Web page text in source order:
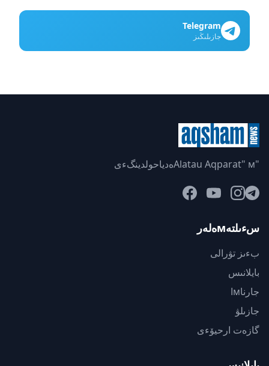
Telegram
جازىلىڭىز
"Alatau Aqparat" мەدياحولدينگءى
سءىلتەмەلەر
بءىز تۋرالى
بايلانىس
جارناмا
جازىلۋ
گازەت ارحيۆءى